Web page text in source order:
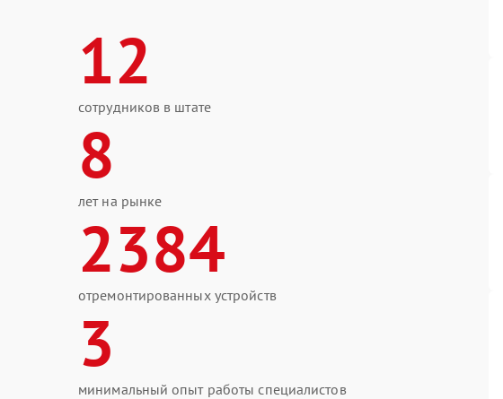
12
сотрудников в штате
8
лет на рынке
2384
отремонтированных устройств
3
минимальный опыт работы специалистов